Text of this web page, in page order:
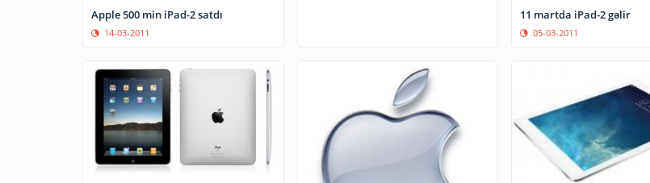
Apple 500 min iPad-2 satdı
14-03-2011
11 martda iPad-2 gəlir
05-03-2011